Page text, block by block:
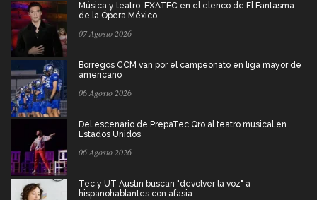
Música y teatro: EXATEC en el elenco de El Fantasma
de la Ópera México
07 Agosto 2026
Borregos CCM van por el campeonato en liga mayor de
americano
06 Agosto 2026
Del escenario de PrepaTec Qro al teatro musical en
Estados Unidos
06 Agosto 2026
Tec y UT Austin buscan "devolver la voz" a
hispanohablantes con afasia